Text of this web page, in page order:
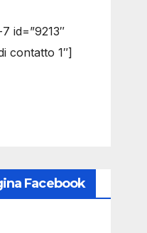
id=”9213″
contatto 1″]
Facebook